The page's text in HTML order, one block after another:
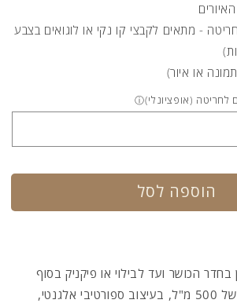
- מתאים לקבצי קו נקי או לוגואים בצבע
או איור)
(אופציונלי)ⓘ
הוספה לסל
בחדר הכושר ועד לבילוי או פיקניק בסוף
500 מ"ל , בעיצוב ספורטיבי אלגנטי,